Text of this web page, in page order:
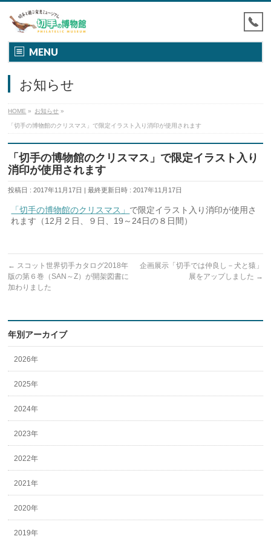
MENU
お知らせ
HOME » お知らせ »
「切手の博物館のクリスマス」で限定イラスト入り消印が使用されます
「切手の博物館のクリスマス」で限定イラスト入り
消印が使用されます
投稿日 : 2017年11月17日 最終更新日時 : 2017年11月17日
「切手の博物館のクリスマス」 で限定イラスト入り消印が使用さ
れます（12月２日、９日、19～24日の８日間）
← スコット世界切手カタログ2018年
版の第６巻（SAN～Z）が開架図書に
加わりました
企画展示「切手では仲良し－犬と猿」
展をアップしました →
年別アーカイブ
2026年
2025年
2024年
2023年
2022年
2021年
2020年
2019年